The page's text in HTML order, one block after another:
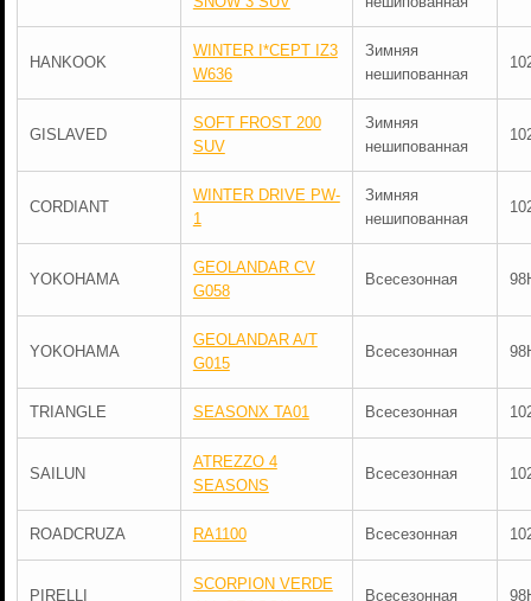
HANKOOK
WINTER I*CEPT IZ3
W636
Зимняя
нешипованная
GISLAVED
SOFT FROST 200
SUV
Зимняя
нешипованная
CORDIANT
WINTER DRIVE PW-
1
Зимняя
нешипованная
YOKOHAMA
GEOLANDAR CV
G058
Всесезонная
YOKOHAMA
GEOLANDAR A/T
G015
Всесезонная
TRIANGLE SEASONX TA01 Всесезонная
SAILUN
ATREZZO 4
SEASONS
Всесезонная
ROADCRUZA RA1100 Всесезонная
PIRELLI
SCORPION VERDE
Всесезонная